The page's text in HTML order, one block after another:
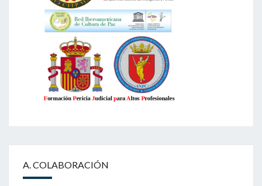
A. COLABORACIÓN